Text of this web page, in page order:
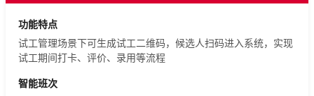
功能特点
试工管理场景下可生成试工二维码，候选人扫码进入系统，实现
试工期间打卡、评价、录用等流程
智能班次